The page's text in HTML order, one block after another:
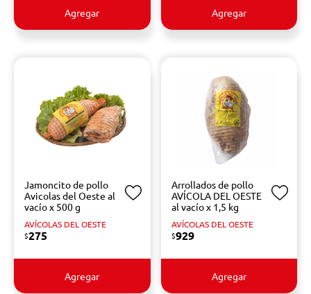
Agregar Agregar
Jamoncito de pollo
Avicolas del Oeste al
vacío x 500 g
AVÍCOLAS DEL OESTE
$275
Agregar
Arrollados de pollo
AVÍCOLA DEL OESTE
al vacío x 1,5 kg
AVÍCOLAS DEL OESTE
$929
Agregar